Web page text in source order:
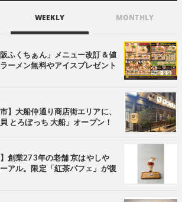
WEEKLY MONTHLY
阪ふくちぁん」メニュー改訂＆値
ーメン無料やアイスプレゼント
】大船仲通り商店街エリアに、
とろぼっち 大船」オープン！
】創業273年の老舗 京はやしや
アル。限定「紅茶パフェ」が復